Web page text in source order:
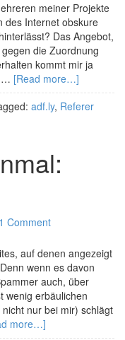
meiner Projekte
des Internet obskure
Das Angebot,
die Zuordnung
kommt mir ja
… [Read more…]
adf.ly, Referer
1 Comment
auf denen angezeigt
wenn es davon
auch, über
wenig erbäulichen
nur bei mir) schlägt
more…]